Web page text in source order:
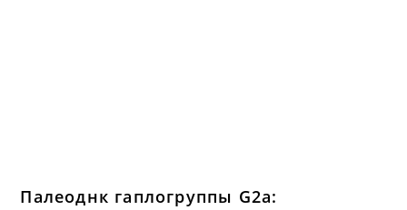
Палеоднк гаплогруппы G2a: